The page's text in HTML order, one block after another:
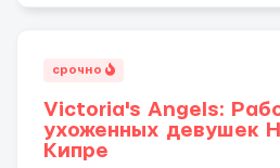
срочно
Victoria's Angels:
ухоженных девушек
Кипре